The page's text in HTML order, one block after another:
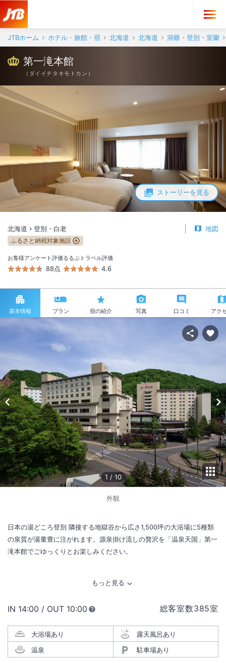
JTBホーム ホテル・旅館・宿 北海道 北海道 洞爺・登別・室蘭
ストーリーを見る
第一滝本館
（ ダイイチタキモトカン ）
北海道 登別・白老 地図
ふるさと納税対象施設
お客様アンケート評価
88点
るるぶトラベル評価
4.6
基本情報 プラン 宿の紹介 写真 口コミ アク
1 / 10
外観
日本の湯どころ登別 隣接する地獄谷から広さ1,500坪の大浴場に5種類
の泉質が湯量豊に注がれます。源泉掛け流しの贅沢を「温泉天国」第一
滝本館でごゆっくりとお楽しみください。
総客室数385室
IN チェックイン
14:00 / OUT チェックアウト
10:00
大浴場あり
露天風呂あり
温泉
駐車場あり